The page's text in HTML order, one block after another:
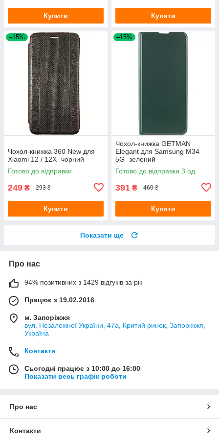
Купити Купити
–15%
Чохол-книжка 360 New для
Xiaomi 12 / 12X- чорний
Готово до відправки
249 ₴ 293 ₴
Купити
–15%
Чохол-книжка GETMAN
Elegant для Samsung M34
5G- зелений
Готово до відправки 3 од.
391 ₴ 460 ₴
Купити
Показати ще
Про нас
94% позитивних з 1429 відгуків за рік
Працює з 19.02.2016
м. Запоріжжя
вул. Незалежної України, 47а, Критий ринок, Запоріжжя,
Україна
Контакти
Сьогодні працює з 10:00 до 16:00
Показати весь графік роботи
Про нас
Контакти